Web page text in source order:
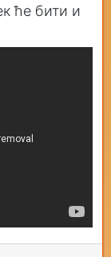
ће бити и